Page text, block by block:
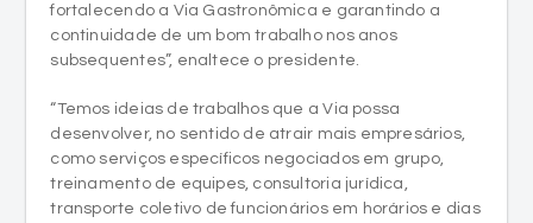
fortalecendo a Via Gastronômica e garantindo a
continuidade de um bom trabalho nos anos
subsequentes”, enaltece o presidente.
“Temos ideias de trabalhos que a Via possa
desenvolver, no sentido de atrair mais empresários,
como serviços específicos negociados em grupo,
treinamento de equipes, consultoria jurídica,
transporte coletivo de funcionários em horários e dias